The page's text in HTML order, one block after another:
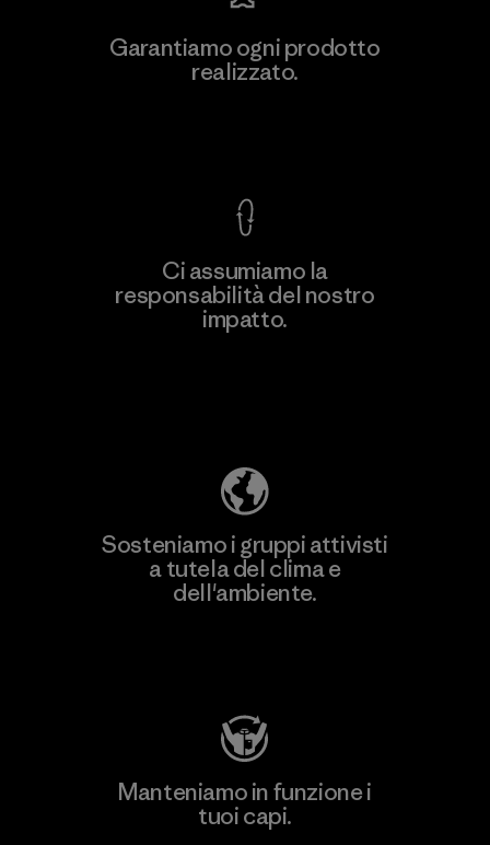
Scopri di più
Ceylon Knit Trend (Pvt) Ltd. -
Eheliyagoda
Garantiamo ogni prodotto
realizzato.
Ci assumiamo la
responsabilità del nostro
impatto.
Sosteniamo i gruppi attivisti
a tutela del clima e
dell'ambiente.
Manteniamo in funzione i
tuoi capi.